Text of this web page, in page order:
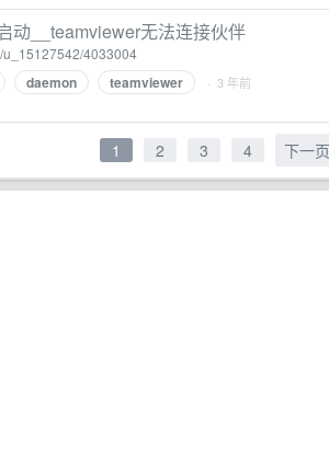
动__teamviewer无法连接伙伴
u_15127542/4033004
daemon teamviewer · 3 年前
1 2 3 4 下一页